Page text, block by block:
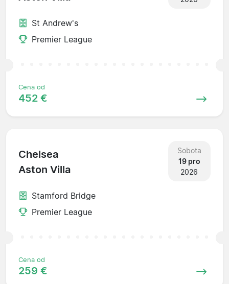
St Andrew's
Premier League
Cena od
452 €
Chelsea
Aston Villa
Sobota
19 pro
2026
Stamford Bridge
Premier League
Cena od
259 €